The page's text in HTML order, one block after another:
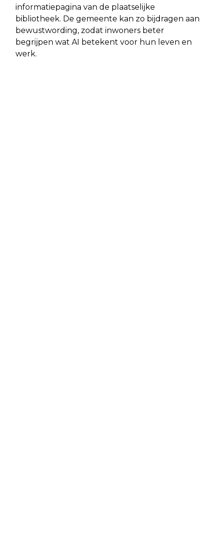
informatiepagina van de plaatselijke
bibliotheek. De gemeente kan zo bijdragen aan
bewustwording, zodat inwoners beter
begrijpen wat AI betekent voor hun leven en
werk.